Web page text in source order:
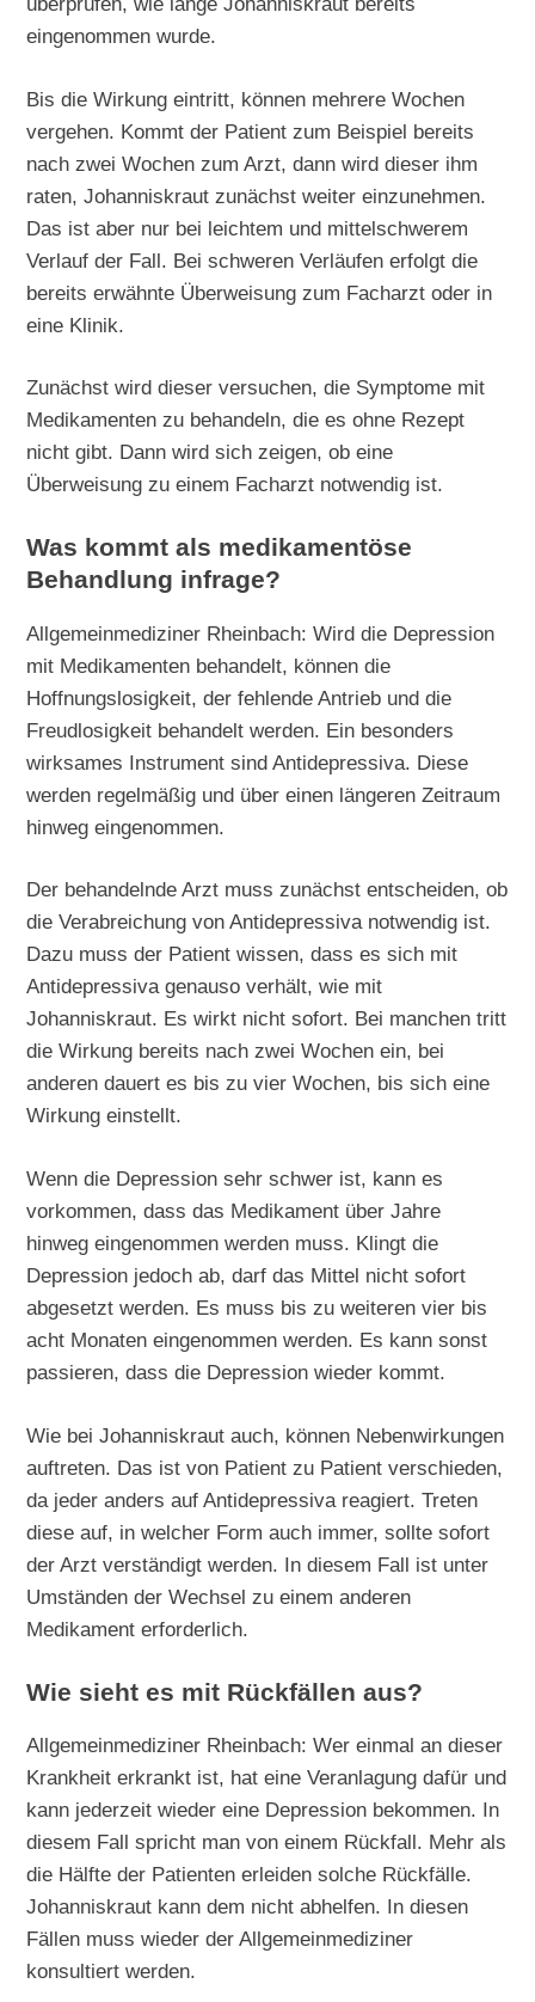
eingenommen wurde.
Bis die Wirkung eintritt, können mehrere Wochen
vergehen. Kommt der Patient zum Beispiel bereits
nach zwei Wochen zum Arzt, dann wird dieser ihm
raten, Johanniskraut zunächst weiter einzunehmen.
Das ist aber nur bei leichtem und mittelschwerem
Verlauf der Fall. Bei schweren Verläufen erfolgt die
bereits erwähnte Überweisung zum Facharzt oder in
eine Klinik.
Zunächst wird dieser versuchen, die Symptome mit
Medikamenten zu behandeln, die es ohne Rezept
nicht gibt. Dann wird sich zeigen, ob eine
Überweisung zu einem Facharzt notwendig ist.
Was kommt als medikamentöse
Behandlung infrage?
Allgemeinmediziner Rheinbach: Wird die Depression
mit Medikamenten behandelt, können die
Hoffnungslosigkeit, der fehlende Antrieb und die
Freudlosigkeit behandelt werden. Ein besonders
wirksames Instrument sind Antidepressiva. Diese
werden regelmäßig und über einen längeren Zeitraum
hinweg eingenommen.
Der behandelnde Arzt muss zunächst entscheiden, ob
die Verabreichung von Antidepressiva notwendig ist.
Dazu muss der Patient wissen, dass es sich mit
Antidepressiva genauso verhält, wie mit
Johanniskraut. Es wirkt nicht sofort. Bei manchen tritt
die Wirkung bereits nach zwei Wochen ein, bei
anderen dauert es bis zu vier Wochen, bis sich eine
Wirkung einstellt.
Wenn die Depression sehr schwer ist, kann es
vorkommen, dass das Medikament über Jahre
hinweg eingenommen werden muss. Klingt die
Depression jedoch ab, darf das Mittel nicht sofort
abgesetzt werden. Es muss bis zu weiteren vier bis
acht Monaten eingenommen werden. Es kann sonst
passieren, dass die Depression wieder kommt.
Wie bei Johanniskraut auch, können Nebenwirkungen
auftreten. Das ist von Patient zu Patient verschieden,
da jeder anders auf Antidepressiva reagiert. Treten
diese auf, in welcher Form auch immer, sollte sofort
der Arzt verständigt werden. In diesem Fall ist unter
Umständen der Wechsel zu einem anderen
Medikament erforderlich.
Wie sieht es mit Rückfällen aus?
Allgemeinmediziner Rheinbach: Wer einmal an dieser
Krankheit erkrankt ist, hat eine Veranlagung dafür und
kann jederzeit wieder eine Depression bekommen. In
diesem Fall spricht man von einem Rückfall. Mehr als
die Hälfte der Patienten erleiden solche Rückfälle.
Johanniskraut kann dem nicht abhelfen. In diesen
Fällen muss wieder der Allgemeinmediziner
konsultiert werden.